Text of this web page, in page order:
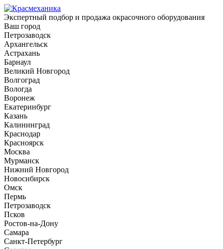
Экспертный подбор и продажа окрасочного оборудования
Ваш город
Петрозаводск
Архангельск
Астрахань
Барнаул
Великий Новгород
Волгоград
Вологда
Воронеж
Екатеринбург
Казань
Калининград
Краснодар
Красноярск
Москва
Мурманск
Нижний Новгород
Новосибирск
Омск
Пермь
Петрозаводск
Псков
Ростов-на-Дону
Самара
Санкт-Петербург